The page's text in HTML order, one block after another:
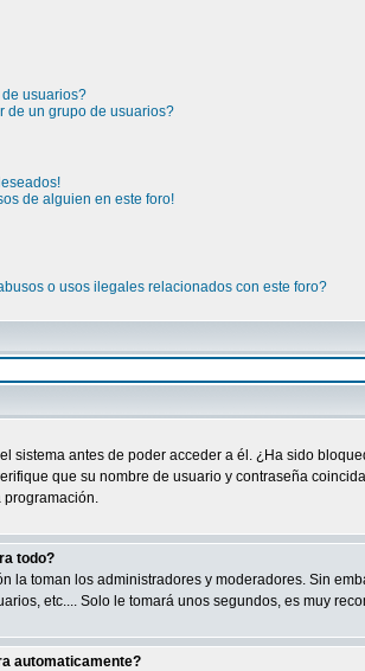
usuarios?
de un grupo de usuarios?
de alguien en este foro!
o usos ilegales relacionados con este foro?
sistema antes de poder acceder a él. ¿Ha sido
que su nombre de usuario y contraseña
programación.
todo?
la toman los administradores y moderadores. Sin
etc.... Solo le tomará unos segundos, es muy
automaticamente?